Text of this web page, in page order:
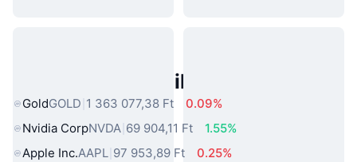
Népszerű Való Világbeli Eszközök
GoldGOLD 1 363 077,38 Ft
0.09%
Nvidia CorpNVDA 69 904,11 Ft
1.55%
Apple Inc.AAPL 97 953,89 Ft
0.25%